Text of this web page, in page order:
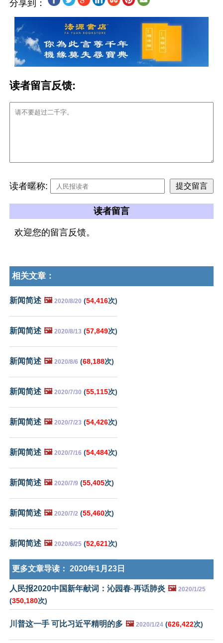
分享到：
读者留言反馈:
读者暱称:
读者留言
欢迎您的留言反馈。
相关文章：
新闻简述 🖼️ 2020/8/20 (54,416次)
新闻简述 🖼️ 2020/8/13 (57,849次)
新闻简述 🖼️ 2020/8/6 (68,188次)
新闻简述 🖼️ 2020/7/30 (55,115次)
新闻简述 🖼️ 2020/7/23 (54,426次)
新闻简述 🖼️ 2020/7/16 (54,484次)
新闻简述 🖼️ 2020/7/9 (55,405次)
新闻简述 🖼️ 2020/7/2 (55,460次)
新闻简述 🖼️ 2020/6/25 (52,621次)
更多文章导读： 2020年1月23日
人民报2020中国新年献词：沁园春·再话肺炎 🖼️ 2020/1/25
(350,180次)
川普这一手 可比习近平精明的多 🖼️ 2020/1/24 (626,422次)